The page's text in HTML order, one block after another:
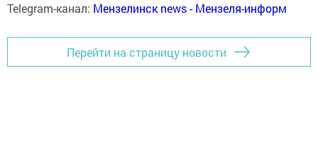
Telegram-канал: Мензелинск news - Мензеля-информ
Перейти на страницу новости